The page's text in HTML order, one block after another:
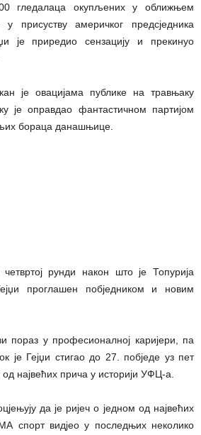
гледалаца окупљених у оближњем
присуству америчког предсједника
је приредио сензацију и прекинуо
је овацијама публике на травњаку
је оправдао фантастичном партијом
бораца данашњице.
рунди након што је Топурија
проглашен побједником и новим
пораз у професионалној каријери, па
је Гејџи стигао до 27. побједе уз пет
највећих прича у историји УФЦ-а.
да је ријеч о једном од највећих
спорт видјео у последњих неколико